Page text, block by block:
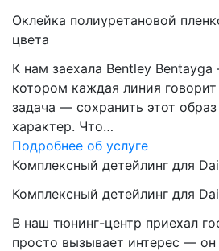
Оклейка полиуретановой
цвета
К нам заехала Bentley
котором каждая линия
задача — сохранить этот
характер. Что…
Подробнее об услуге
Комплексный детейлинг для
Комплексный детейлинг для
В наш тюнинг-центр приехал
просто вызывает интерес — он